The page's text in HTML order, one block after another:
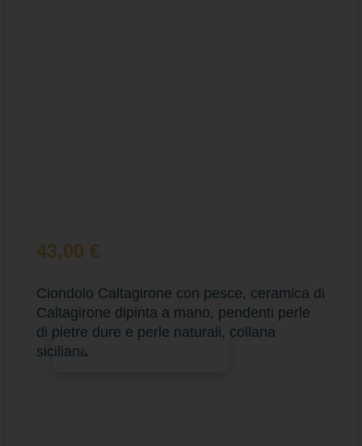
43,00 €
Ciondolo Caltagirone con pesce, ceramica di
Caltagirone dipinta a mano, pendenti perle
di pietre dure e perle naturali, collana
siciliana.Aggiungi al carrello